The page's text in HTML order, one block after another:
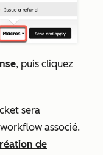
, puis cliquez
sera
associé.
de